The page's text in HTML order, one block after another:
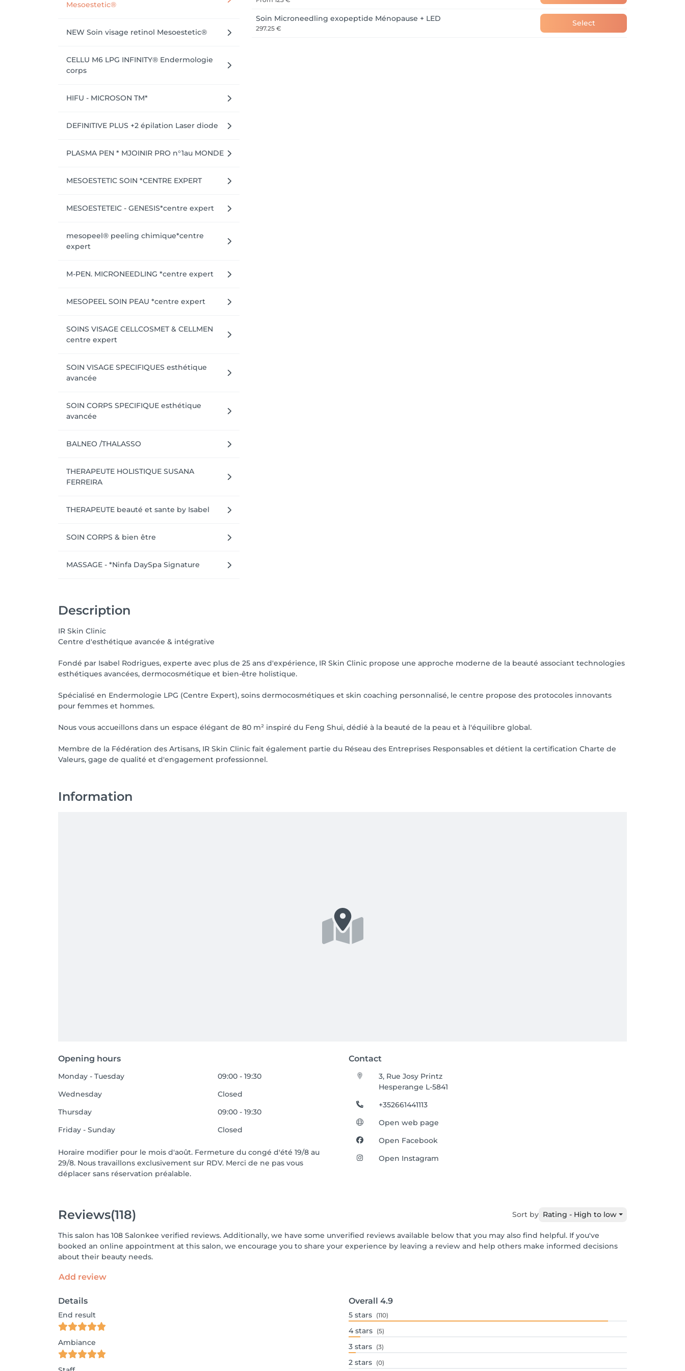
Mesoestetic®
NEW Soin visage retinol Mesoestetic®
CELLU M6 LPG INFINITY® Endermologie
corps
HIFU - MICROSON TM*
DEFINITIVE PLUS +2 épilation Laser diode
PLASMA PEN * MJOINIR PRO n°1au MONDE
MESOESTETIC SOIN *CENTRE EXPERT
MESOESTETEIC - GENESIS*centre expert
mesopeel® peeling chimique*centre
expert
M-PEN. MICRONEEDLING *centre expert
MESOPEEL SOIN PEAU *centre expert
SOINS VISAGE CELLCOSMET & CELLMEN
centre expert
SOIN VISAGE SPECIFIQUES esthétique
avancée
SOIN CORPS SPECIFIQUE esthétique
avancée
BALNEO /THALASSO
THERAPEUTE HOLISTIQUE SUSANA
FERREIRA
THERAPEUTE beauté et sante by Isabel
SOIN CORPS & bien être
MASSAGE - *Ninfa DaySpa Signature
Soin Microneedling exopeptide Ménopause + LED
297.25 €
Select
Description
IR Skin Clinic
Centre d'esthétique avancée & intégrative
Fondé par Isabel Rodrigues, experte avec plus de 25 ans d'expérience, IR Skin Clinic propose une approche moderne de la beauté associant technologies
esthétiques avancées, dermocosmétique et bien-être holistique.
Spécialisé en Endermologie LPG (Centre Expert), soins dermocosmétiques et skin coaching personnalisé, le centre propose des protocoles innovants
pour femmes et hommes.
Nous vous accueillons dans un espace élégant de 80 m² inspiré du Feng Shui, dédié à la beauté de la peau et à l'équilibre global.
Membre de la Fédération des Artisans, IR Skin Clinic fait également partie du Réseau des Entreprises Responsables et détient la certification Charte de
Valeurs, gage de qualité et d'engagement professionnel.
Information
Opening hours Contact
Monday - Tuesday
09:00 - 19:30
Wednesday
Closed
Thursday
09:00 - 19:30
Friday - Sunday
Closed
Horaire modifier pour le mois d'août. Fermeture du congé d'été 19/8 au
29/8. Nous travaillons exclusivement sur RDV. Merci de ne pas vous
déplacer sans réservation préalable.
3, Rue Josy Printz
Hesperange L-5841
+352661441113
Open web page
Open Facebook
Open Instagram
Reviews(118) Sort by Rating - High to low
This salon has 108 Salonkee verified reviews. Additionally, we have some unverified reviews available below that you may also find helpful. If you've
booked an online appointment at this salon, we encourage you to share your experience by leaving a review and help others make informed decisions
about their beauty needs.
Add review
Details
End result
Ambiance
Overall 4.9
5 stars (110)
4 stars (5)
3 stars (3)
2 stars (0)